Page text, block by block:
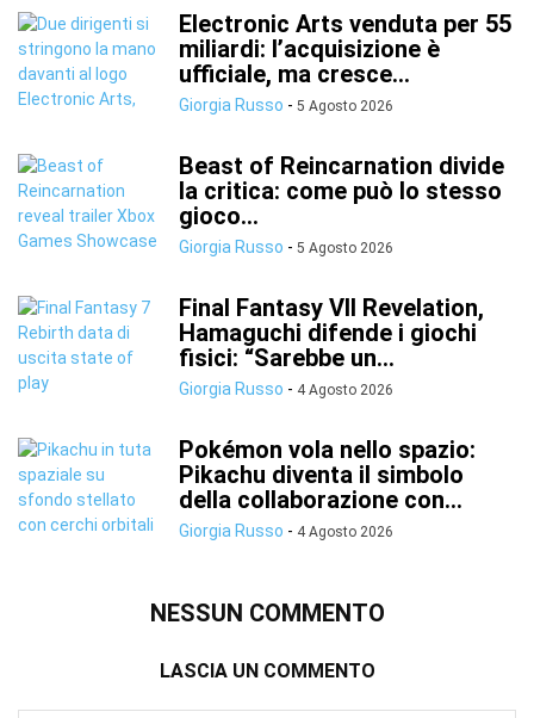
Electronic Arts venduta per 55
miliardi: l’acquisizione è
ufficiale, ma cresce...
Giorgia Russo - 5 Agosto 2026
Beast of Reincarnation divide
la critica: come può lo stesso
gioco...
Giorgia Russo - 5 Agosto 2026
Final Fantasy VII Revelation,
Hamaguchi difende i giochi
fisici: “Sarebbe un...
Giorgia Russo - 4 Agosto 2026
Pokémon vola nello spazio:
Pikachu diventa il simbolo
della collaborazione con...
Giorgia Russo - 4 Agosto 2026
NESSUN COMMENTO
LASCIA UN COMMENTO